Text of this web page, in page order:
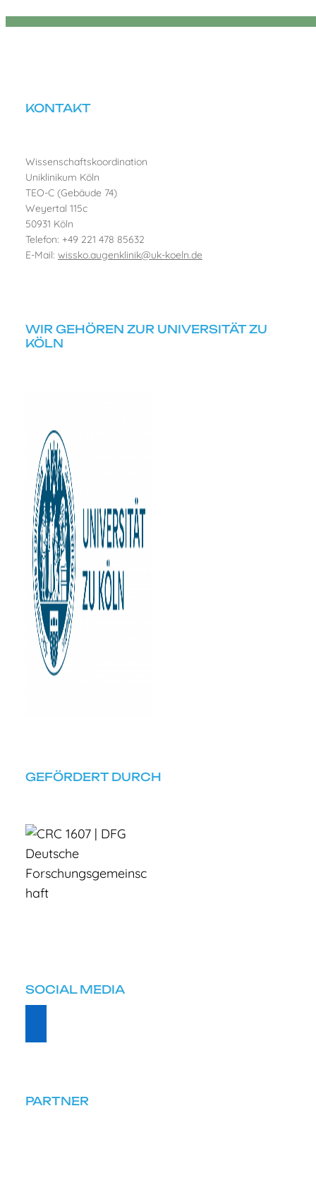
KONTAKT
Wissenschaftskoordination
Uniklinikum Köln
TEO-C (Gebäude 74)
Weyertal 115c
50931 Köln
Telefon: +49 221 478 85632
E-Mail: wissko.augenklinik@uk-koeln.de
WIR GEHÖREN ZUR UNIVERSITÄT ZU
KÖLN
GEFÖRDERT DURCH
SOCIAL MEDIA
PARTNER